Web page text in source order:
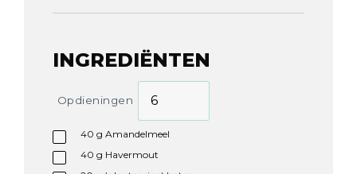
INGREDIËNTEN
Opdieningen
40 g Amandelmeel
40 g Havermout